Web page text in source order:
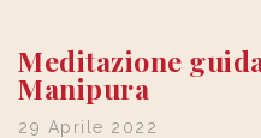
Meditazione
Manipura
29 Aprile 2022